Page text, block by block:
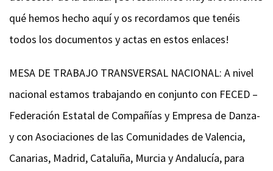
qué hemos hecho aquí y os recordamos que tenéis
todos los documentos y actas en estos enlaces!
MESA DE TRABAJO TRANSVERSAL NACIONAL: A nivel
nacional estamos trabajando en conjunto con FECED –
Federación Estatal de Compañías y Empresa de Danza-
y con Asociaciones de las Comunidades de Valencia,
Canarias, Madrid, Cataluña, Murcia y Andalucía, para